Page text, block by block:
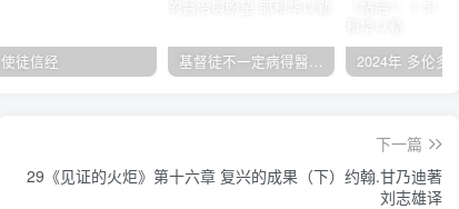
使徒信经
下一篇
29《见证的火炬》第十六章 复兴的成果（下）约翰.甘乃迪著
刘志雄译